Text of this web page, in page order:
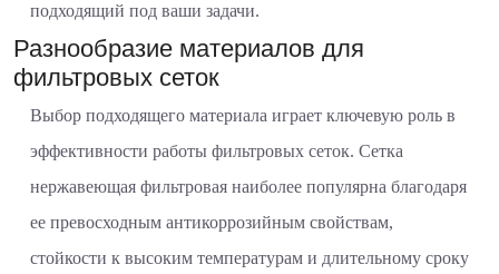
подходящий под ваши задачи.
Разнообразие материалов для
фильтровых сеток
Выбор подходящего материала играет ключевую роль в
эффективности работы фильтровых сеток. Сетка
нержавеющая фильтровая наиболее популярна благодаря
ее превосходным антикоррозийным свойствам,
стойкости к высоким температурам и длительному сроку